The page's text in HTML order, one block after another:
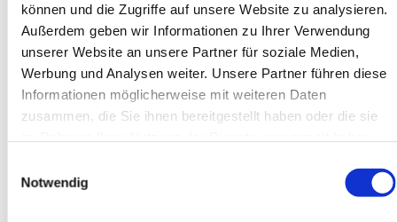
können und die Zugriffe auf unsere Website zu analysieren.
Außerdem geben wir Informationen zu Ihrer Verwendung
unserer Website an unsere Partner für soziale Medien,
Werbung und Analysen weiter. Unsere Partner führen diese
Informationen möglicherweise mit weiteren Daten
zusammen, die Sie ihnen bereitgestellt haben oder die sie
Notwendig
Es wird die Gelegenheit geboten, über spannende aktuelle
und grundsätzliche Themen zu sprechen, die von
kompetenten Referentinnen und Referenten vorgetragen und
zur Diskussion gestellt werden.
Die »Hasenberger Gespräche« sind eine gemeinsame
Initiative der katholischen und evangelischen Kirchen vor
Wuppertal/Solingen/Remscheid.